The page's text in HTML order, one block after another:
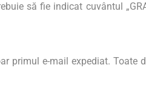
să fie indicat cuvântul
primul e-mail expediat. Toate